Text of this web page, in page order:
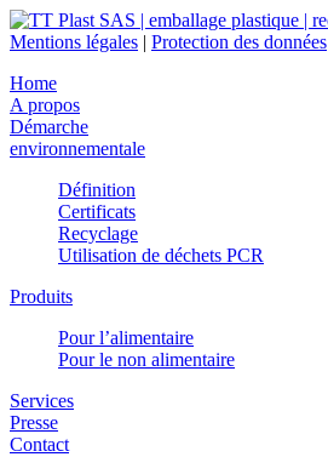
Mentions légales | Protection des données
Home
A propos
Démarche
environnementale
Définition
Certificats
Recyclage
Utilisation de déchets PCR
Produits
Pour l’alimentaire
Pour le non alimentaire
Services
Presse
Contact